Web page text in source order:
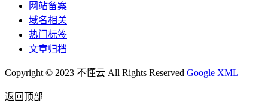
网站备案
域名相关
热门标签
文章归档
Copyright © 2023 不懂云 All Rights Reserved Google XML
返回顶部